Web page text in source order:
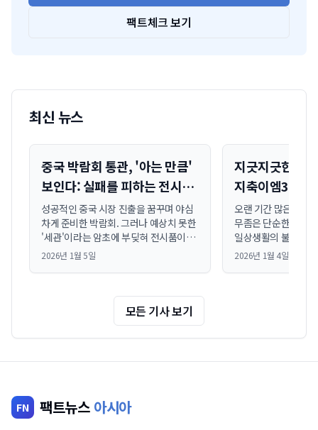
팩트체크 보기
최신 뉴스
중국 박람회 통관, '아는 만큼'
보인다: 실패를 피하는 전시
물품 운송 전략
성공적인 중국 시장 진출을 꿈꾸며 야심
차게 준비한 박람회. 그러나 예상치 못한
'세관'이라는 암초에 부딪혀 전시품이
창고에 갇히거나, 막대한 추가 비용을
기업이 중국 박람회 통관의 복잡성과
2026년 1월 5일
지긋지긋한 발
지축이엠365
로드맵으로 끝
오랜 기간 많은 이들
무좀은 단순한 미용
일상생활의 불편함
감염의 위험까지 동
2026년 1월 4일
모든 기사 보기
FN 팩트뉴스아시아